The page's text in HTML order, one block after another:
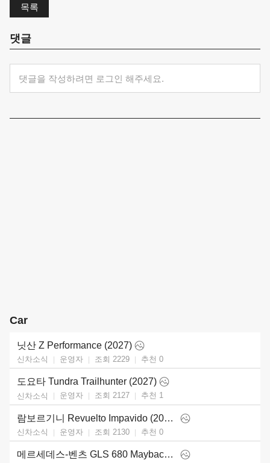
목록
댓글
댓글을 작성하려면 로그인 해주세요.
Car
닛산 Z Performance (2027)
신차소식 운영자 조회 2229 추천 0
도요타 Tundra Trailhunter (2027)
신차소식 운영자 조회 2127 추천 1
람보르기니 Revuelto Impavido (2026)
신차소식 운영자 조회 2130 추천 0
메르세데스-벤츠 GLS 680 Maybach (2027)